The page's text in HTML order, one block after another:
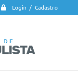
Login / Cadastro